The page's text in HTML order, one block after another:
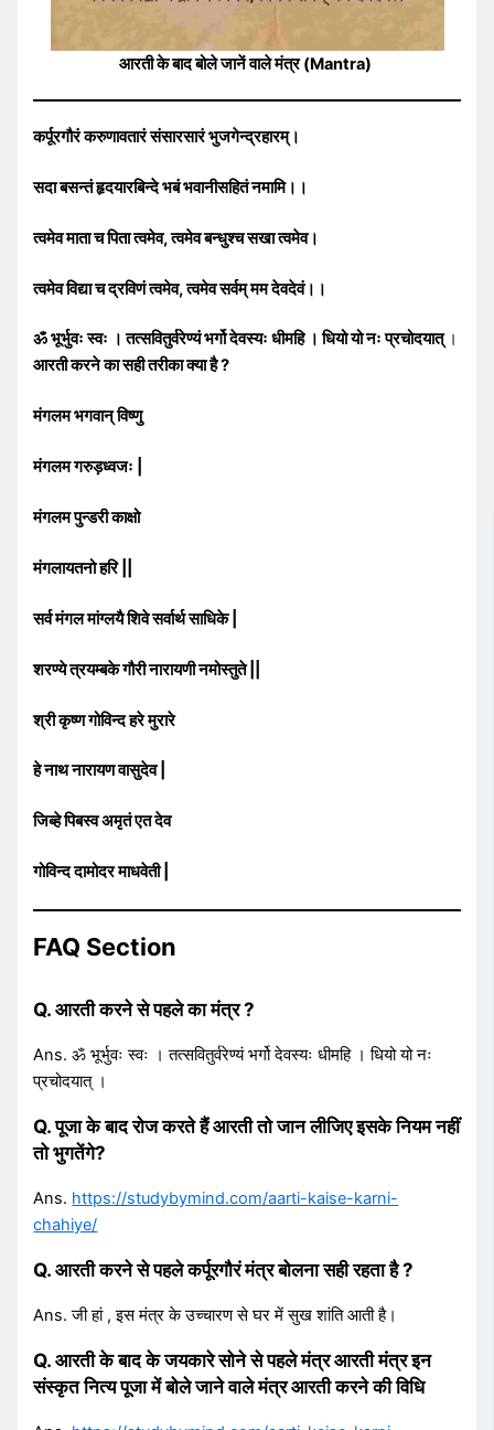
आरती के बाद बोले जानें वाले मंत्र (Mantra)
कर्पूरगौरं करुणावतारं संसारसारं भुजगेन्द्रहारम्।
सदा बसन्तं हृदयारबिन्दे भबं भवानीसहितं नमामि।।
त्वमेव माता च पिता त्वमेव, त्वमेव बन्धुश्च सखा त्वमेव।
त्वमेव विद्या च द्रविणं त्वमेव, त्वमेव सर्वम् मम देवदेवं।।
ॐ भूर्भुवः स्वः । तत्सवितुर्वरेण्यं भर्गो देवस्यः धीमहि । धियो यो नः प्रचोदयात् ।
आरती करने का सही तरीका क्या है ?
मंगलम भगवान् विष्णु
मंगलम गरुड़ध्वजः |
मंगलम पुन्डरी काक्षो
मंगलायतनो हरि ||
सर्व मंगल मांग्लयै शिवे सर्वार्थ साधिके |
शरण्ये त्रयम्बके गौरी नारायणी नमोस्तुते ||
श्री कृष्ण गोविन्द हरे मुरारे
हे नाथ नारायण वासुदेव |
जिब्हे पिबस्व अमृतं एत देव
गोविन्द दामोदर माधवेती |
FAQ Section
Q. आरती करने से पहले का मंत्र ?
Ans. ॐ भूर्भुवः स्वः । तत्सवितुर्वरेण्यं भर्गो देवस्यः धीमहि । धियो यो नः
प्रचोदयात् ।
Q. पूजा के बाद रोज करते हैं आरती तो जान लीजिए इसके नियम नहीं
तो भुगतेंगे?
Ans. https://studybymind.com/aarti-kaise-karni-
chahiye/
Q. आरती करने से पहले कर्पूरगौरं मंत्र बोलना सही रहता है ?
Ans. जी हां , इस मंत्र के उच्चारण से घर में सुख शांति आती है।
Q. आरती के बाद के जयकारे सोने से पहले मंत्र आरती मंत्र इन
संस्कृत नित्य पूजा में बोले जाने वाले मंत्र आरती करने की विधि